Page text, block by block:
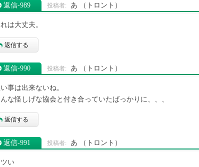
返信‐989 あ （トロント）
は大丈夫。
返信する
返信‐990 あ （トロント）
事は出来ないね。
な怪しげな協会と付き合っていたばっかりに、、、
返信する
返信‐991 あ （トロント）
い